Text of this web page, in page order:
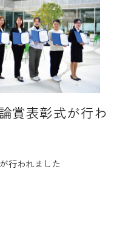
賞表彰式が行わ
行われました